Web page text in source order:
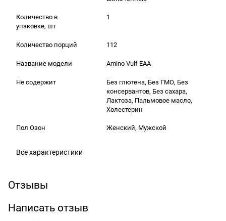
Количество в
упаковке, шт
1
Количество порций 112
Название модели Amino Vulf ЕАА
Не содержит
Без глютена, Без ГМО, Без
консервантов, Без сахара,
Лактоза, Пальмовое масло,
Холестерин
Пол Озон Женский, Мужской
Все характеристики
Отзывы
Написать отзыв